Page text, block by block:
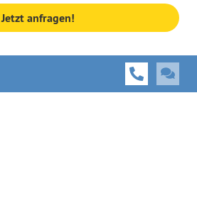
Jetzt anfragen!